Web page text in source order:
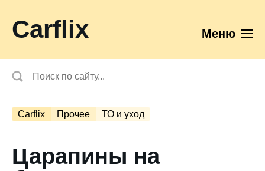
Carflix Меню
Carflix Прочее ТО и уход
Царапины на